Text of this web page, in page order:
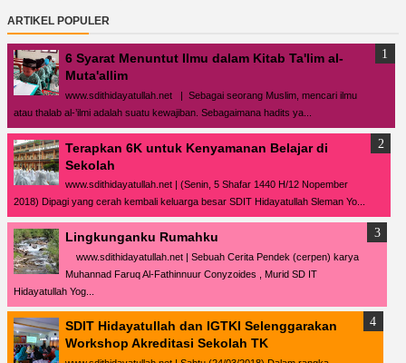
ARTIKEL POPULER
6 Syarat Menuntut Ilmu dalam Kitab Ta'lim al-
Muta'allim
www.sdithidayatullah.net | Sebagai seorang Muslim, mencari ilmu
atau thalab al-’ilmi adalah suatu kewajiban. Sebagaimana hadits ya...
Terapkan 6K untuk Kenyamanan Belajar di
Sekolah
www.sdithidayatullah.net | (Senin, 5 Shafar 1440 H/12 Nopember
2018) Dipagi yang cerah kembali keluarga besar SDIT Hidayatullah Sleman Yo...
Lingkunganku Rumahku
www.sdithidayatullah.net | Sebuah Cerita Pendek (cerpen) karya
Muhannad Faruq Al-Fathinnuur Conyzoides , Murid SD IT
Hidayatullah Yog...
SDIT Hidayatullah dan IGTKI Selenggarakan
Workshop Akreditasi Sekolah TK